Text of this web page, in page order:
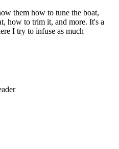
them how to tune the boat,
how to trim it, and more. It's a
I try to infuse as much